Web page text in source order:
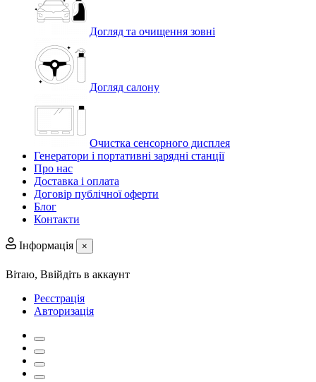
Догляд та очищення зовні
Догляд салону
Очистка сенсорного дисплея
Генератори і портативні зарядні станції
Про нас
Доставка і оплата
Договір публічної оферти
Блог
Контакти
Інформація ×
Вітаю, Ввійдіть в аккаунт
Реєстрація
Авторизація